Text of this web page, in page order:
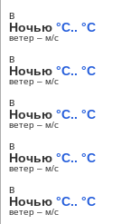
в
Ночью °C.. °C
ветер – м/c
в
Ночью °C.. °C
ветер – м/c
в
Ночью °C.. °C
ветер – м/c
в
Ночью °C.. °C
ветер – м/c
в
Ночью °C.. °C
ветер – м/c